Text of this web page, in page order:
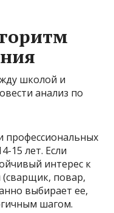
школой и
анализ по
профессиональных
15 лет. Если
интерес к
(сварщик, повар,
выбирает ее,
шагом.